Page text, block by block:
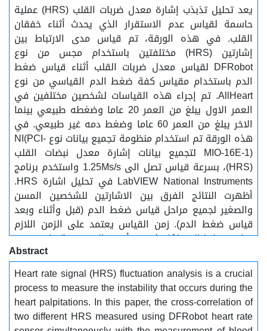
يعد تحليل تذبذب إشارة معدل ضربات القلب (HRS) عملية
حاسمة لقياس عدم الاستقرار الذي يحدث أثناء خفقان
القلب. في هذه الورقة، تم قياس مدى الارتباط بين
إشارتين (HRS) مختلفتين باستخدام مجس من نوع
DFRobot لقياس معدل ضربات القلب أثناء قياس ضغط
الدم باستخدام مقياس كفة ضغط الدم القياسي من نوع
AllHeart. تم إجراء هذه القياسات لشخصين مختلفين في
العمر الاول يبلغ من العمر 20 عاما وضغطه طبيعي بينما
الاخر يبلغ من العمر 60 عاما وضغط دمه غير طبيعي. في
هذه الورقة تم استخدام منظومة تجميع بيانات نوع NI(PCI-
MIO-16E-1) لتجميع بيانات إشارة معدل نبضات القلب
(HRS)، بسرعة قياس تصل الى 1.25Ms/s واستخدم برنامج
LabVIEW National Instruments في تحليل اشارة HRS.
أظهرت النتائج الفرق بين الاشارتين للشخصين المسن
والصغير لجميع مراحل قياس ضغط الدم (قبل وأثناء وبعد
قياس ضغط الدم). زمن القياس يعتمد على الزمن اللازم
قياس ضغط الدم لكل شخص, أي حوالي دقيقة واحدة. من
خلال تحليل الاشارتين(HRS), بينت النتائج أن معامل الارتباط
المتبادل بينهما كان ضعيفا نسبيا خلال مرحلة ما بعد
القياس, وذلك بسبب اضطراب خفقان القلب مباشرة بعد
عملية قياس ضغط الدم مقارنة بالارتباط المتبادل قبل
عملية قياس ضغط الدم (مرحلة الاسترخاء) والتي كانت
قوية نسبيا. وفي هذه الدراسة ايضا تم حساب قيم تذبذب
Abstract
Heart rate signal (HRS) fluctuation analysis is a crucial
process to measure the instability that occurs during the
heart palpitations. In this paper, the cross-correlation of
two different HRS measured using DFRobot heart rate